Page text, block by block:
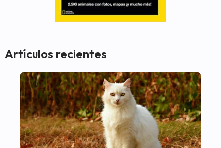
Artículos recientes